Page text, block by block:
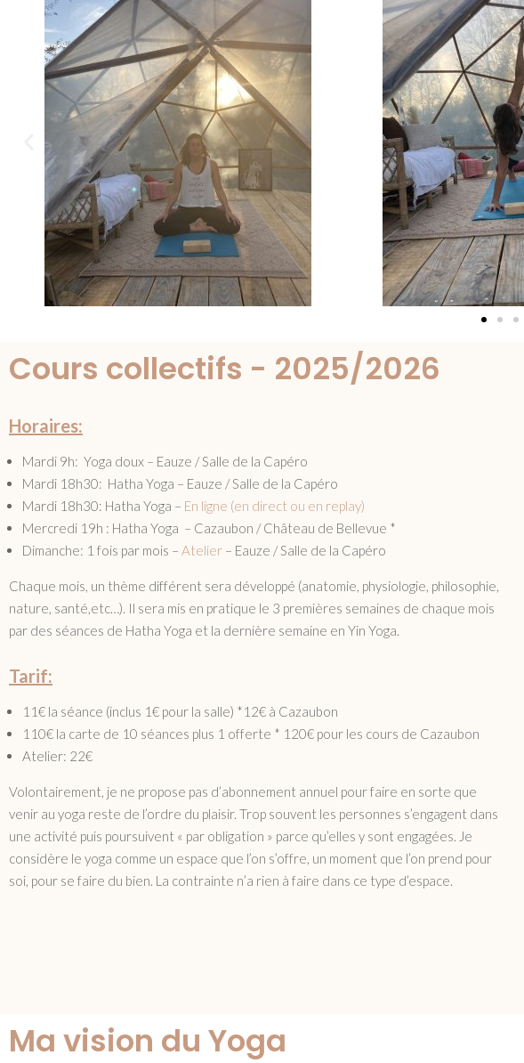
Cours collectifs - 2025/2026
Horaires:
Mardi 9h: Yoga doux – Eauze / Salle de la Capéro
Mardi 18h30: Hatha Yoga – Eauze / Salle de la Capéro
Mardi 18h30: Hatha Yoga – En ligne (en direct ou en replay)
Mercredi 19h : Hatha Yoga – Cazaubon / Château de Bellevue *
Dimanche: 1 fois par mois – Atelier – Eauze / Salle de la Capéro
Chaque mois, un thème différent sera développé (anatomie, physiologie, philosophie,
nature, santé,etc…). Il sera mis en pratique le 3 premières semaines de chaque mois
par des séances de Hatha Yoga et la dernière semaine en Yin Yoga.
Tarif:
11€ la séance (inclus 1€ pour la salle) *12€ à Cazaubon
110€ la carte de 10 séances plus 1 offerte * 120€ pour les cours de Cazaubon
Atelier: 22€
Volontairement, je ne propose pas d’abonnement annuel pour faire en sorte que
venir au yoga reste de l’ordre du plaisir. Trop souvent les personnes s’engagent dans
une activité puis poursuivent « par obligation » parce qu’elles y sont engagées. Je
considère le yoga comme un espace que l’on s’offre, un moment que l’on prend pour
soi, pour se faire du bien. La contrainte n’a rien à faire dans ce type d’espace.
Ma vision du Yoga